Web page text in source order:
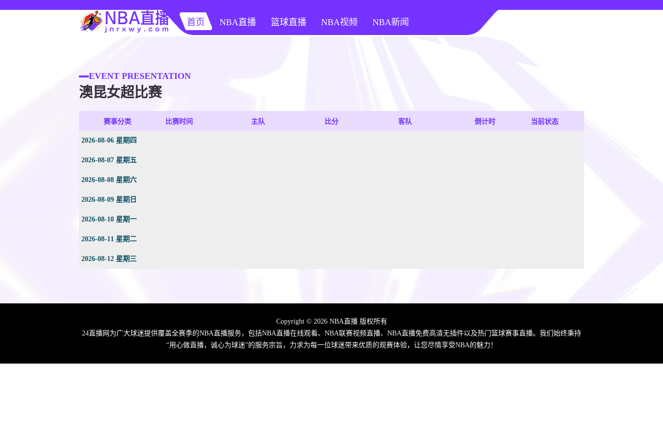
首页 NBA直播 篮球直播 NBA视频 NBA新闻
EVENT PRESENTATION
澳昆女超比赛
赛事分类 比赛时间 主队 比分 客队 倒计时 当前状态
2026-08-06 星期四
2026-08-07 星期五
2026-08-08 星期六
2026-08-09 星期日
2026-08-10 星期一
2026-08-11 星期二
2026-08-12 星期三
Copyright © 2026 NBA直播 版权所有
24直播网为广大球迷提供覆盖全赛季的NBA直播服务，包括NBA直播在线观看、NBA联赛视频直播、NBA直播免费高清无插件以及热门篮球赛事直播。我们始终秉持
“用心做直播，诚心为球迷”的服务宗旨，力求为每一位球迷带来优质的观赛体验，让您尽情享受NBA的魅力！